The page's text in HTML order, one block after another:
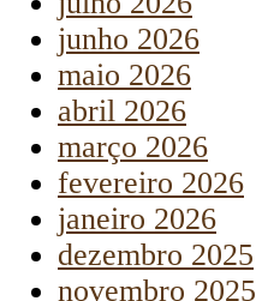
junho 2026
maio 2026
abril 2026
março 2026
fevereiro 2026
janeiro 2026
dezembro 2025
novembro 2025